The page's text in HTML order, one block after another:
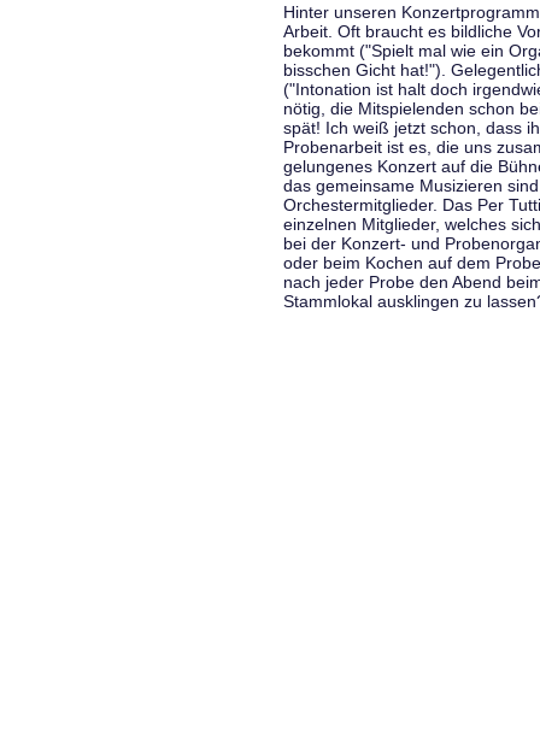
Hinter unseren
Arbeit. Oft braucht es bildliche
bekommt ("Spielt mal wie ein
bisschen Gicht hat!").
("Intonation ist halt doch
nötig, die Mitspielenden schon
spät! Ich weiß jetzt schon, dass
Probenarbeit ist es, die uns
gelungenes Konzert auf die
das gemeinsame Musizieren
Orchestermitglieder. Das Per
einzelnen Mitglieder, welches
bei der Konzert- und
oder beim Kochen auf dem
nach jeder Probe den Abend
Stammlokal ausklingen zu